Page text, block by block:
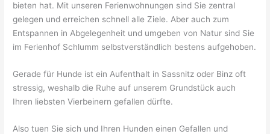
bieten hat. Mit unseren Ferienwohnungen sind Sie zentral
gelegen und erreichen schnell alle Ziele. Aber auch zum
Entspannen in Abgelegenheit und umgeben von Natur sind Sie
im Ferienhof Schlumm selbstverständlich bestens aufgehoben.
Gerade für Hunde ist ein Aufenthalt in Sassnitz oder Binz oft
stressig, weshalb die Ruhe auf unserem Grundstück auch
Ihren liebsten Vierbeinern gefallen dürfte.
Also tuen Sie sich und Ihren Hunden einen Gefallen und